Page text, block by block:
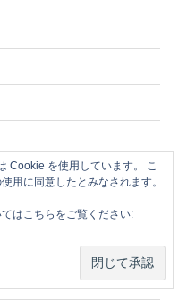
(2)
Cookie を使用しています。 こ
用に同意したとみなされます。
はこちらをご覧ください: